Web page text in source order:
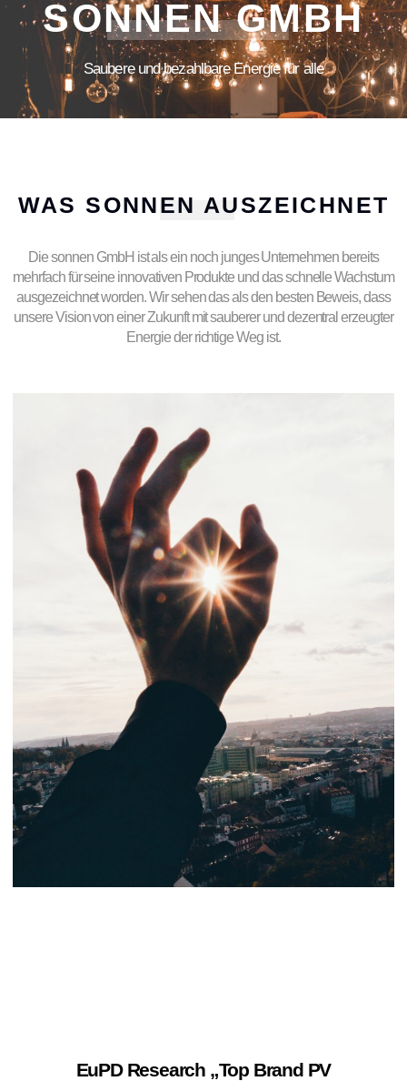
SONNEN GMBH
Saubere und bezahlbare Energie für alle
WAS SONNEN AUSZEICHNET
Die sonnen GmbH ist als ein noch junges Unternehmen bereits
mehrfach für seine innovativen Produkte und das schnelle Wachstum
ausgezeichnet worden. Wir sehen das als den besten Beweis, dass
unsere Vision von einer Zukunft mit sauberer und dezentral erzeugter
Energie der richtige Weg ist.
EuPD Research „Top Brand PV